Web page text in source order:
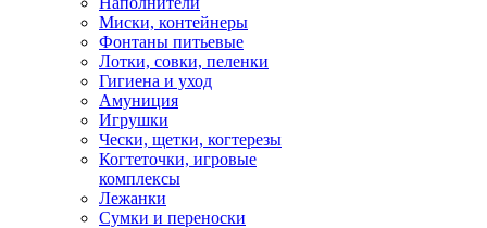
Миски, контейнеры
Фонтаны питьевые
Лотки, совки, пеленки
Гигиена и уход
Амуниция
Игрушки
Чески, щетки, когтерезы
Когтеточки, игровые
комплексы
Лежанки
Сумки и переноски